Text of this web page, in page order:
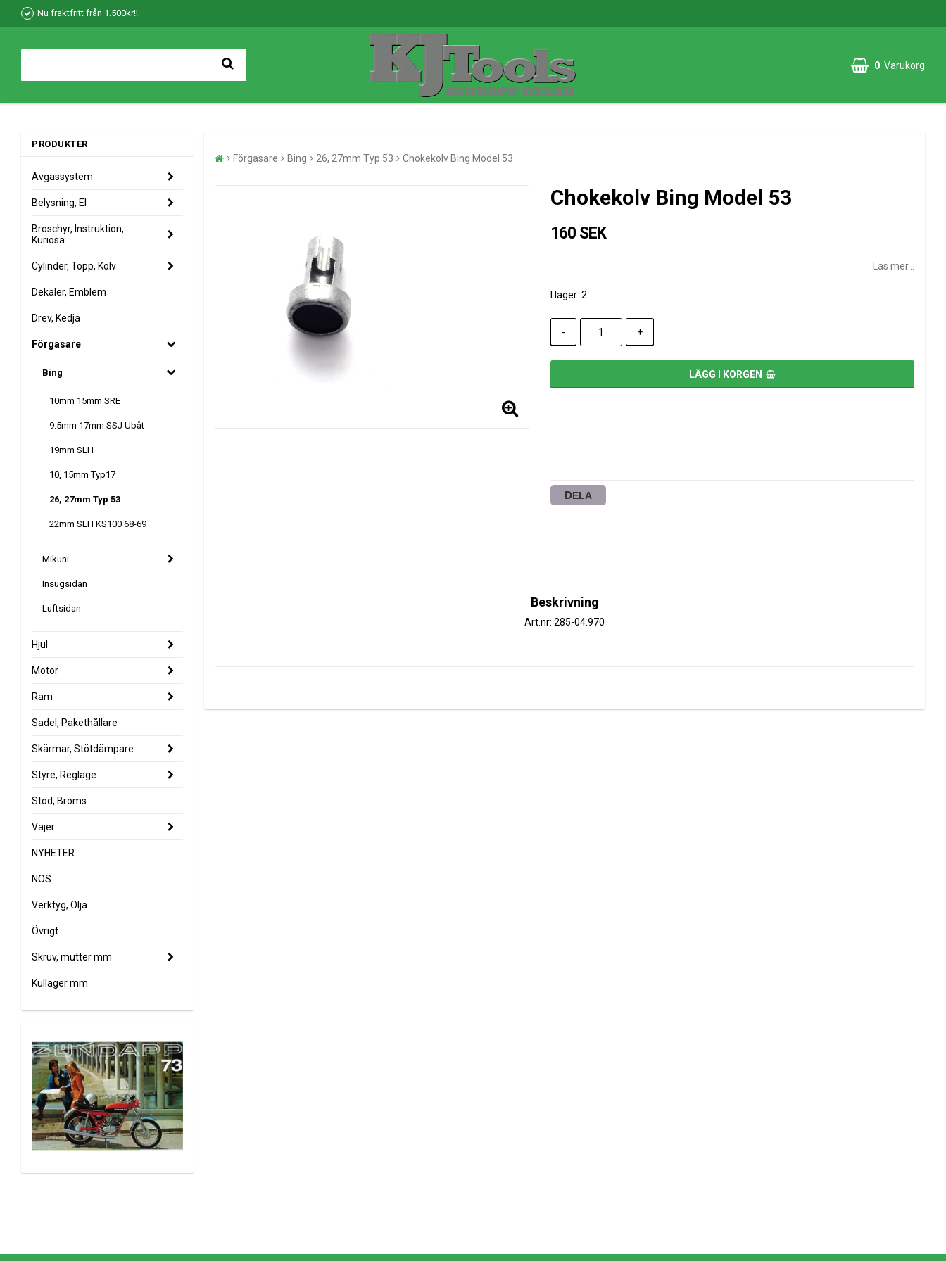
Nu fraktfritt från 1.500kr!!
0 Varukorg
PRODUKTER
Avgassystem
Belysning, El
Broschyr, Instruktion,
Kuriosa
Cylinder, Topp, Kolv
Dekaler, Emblem
Drev, Kedja
Förgasare
Bing
10mm 15mm SRE
9.5mm 17mm SSJ Ubåt
19mm SLH
10, 15mm Typ17
26, 27mm Typ 53
22mm SLH KS100 68-69
Mikuni
Insugsidan
Luftsidan
Hjul
Motor
Ram
Sadel, Pakethållare
Skärmar, Stötdämpare
Styre, Reglage
Stöd, Broms
Vajer
NYHETER
NOS
Verktyg, Olja
Övrigt
Skruv, mutter mm
Kullager mm
Förgasare Bing 26, 27mm Typ 53 Chokekolv Bing Model 53
Chokekolv Bing Model 53
160 SEK
Läs mer...
I lager: 2
- +
LÄGG I KORGEN
DELA
Beskrivning
Art.nr: 285-04.970